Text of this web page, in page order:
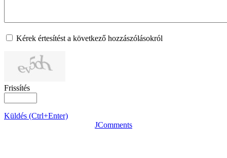
Kérek értesítést a következő hozzászólásokról
Frissítés
Küldés (Ctrl+Enter)
JComments